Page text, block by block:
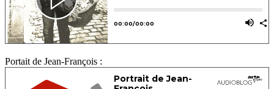
Portait de Jean-François :